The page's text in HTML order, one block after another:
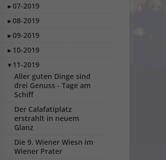
►07-2019
►08-2019
►09-2019
► 10-2019
▼ 11-2019
Aller guten Dinge sind
drei Genuss - Tage am
Schiff
Der Calafatiplatz
erstrahlt in neuem
Glanz
Die 9. Wiener Wiesn im
Wiener Prater